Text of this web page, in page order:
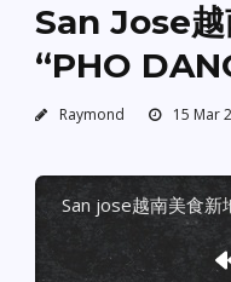
San Jose越
“PHO
Raymond 15 Mar
san jose越南美食